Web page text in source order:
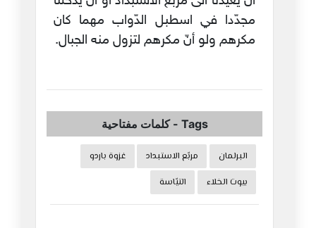
مجدّدا في اسطبل الدّواب مهما كان
مكرهم ولو أنّ مكرهم لتزول منه الجبال.
Tags
-كلمات مفتاحية
البرلمان مربّع الاستبداد
غزوة باردو
بيوت الخلاء
التيّاسة